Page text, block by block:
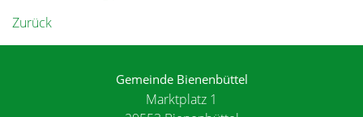
Zurück
Gemeinde Bienenbüttel
Marktplatz 1